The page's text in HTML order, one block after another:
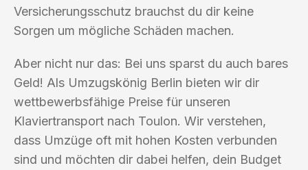
Versicherungsschutz brauchst du dir keine
Sorgen um mögliche Schäden machen.
Aber nicht nur das: Bei uns sparst du auch bares
Geld! Als Umzugskönig Berlin bieten wir dir
wettbewerbsfähige Preise für unseren
Klaviertransport nach Toulon. Wir verstehen,
dass Umzüge oft mit hohen Kosten verbunden
sind und möchten dir dabei helfen, dein Budget